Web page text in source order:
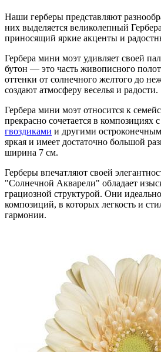
Наши герберы представляют
них выделяется великолепный
приносящий яркие акценты и
Гербера мини моэт удивляет своей
бутон — это часть живописного
оттенки от солнечного желтого до
создают атмосферу веселья и радости.
Гербера мини моэт относится к
прекрасно сочетается в композициях с
гвоздиками и другими
яркая и имеет достаточно большой
ширина 7 см.
Герберы впечатляют своей
"Солнечной Акварели" обладает
грациозной структурой. Они
композиций, в которых легкость и
гармонии.